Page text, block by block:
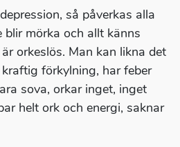
så påverkas alla
blir mörka och allt känns
orkeslös. Man kan likna det
förkylning, har feber
sova, orkar inget, inget
helt ork och energi, saknar